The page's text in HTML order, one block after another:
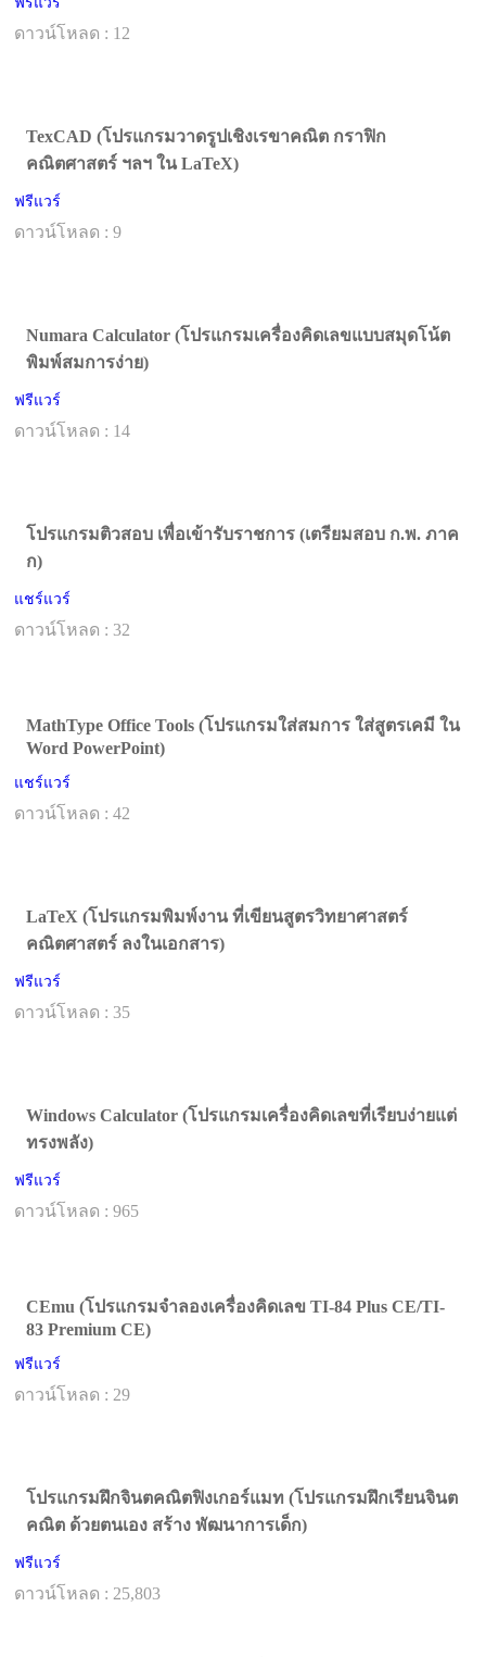
ดาวน์โหลด : 12
TexCAD (โปรแกรมวาดรูปเชิงเรขาคณิต กราฟิก
คณิตศาสตร์ ฯลฯ ใน LaTeX)
ฟรีแวร์
ดาวน์โหลด : 9
Numara Calculator (โปรแกรมเครื่องคิดเลขแบบสมุดโน้ต
พิมพ์สมการง่าย)
ฟรีแวร์
ดาวน์โหลด : 14
โปรแกรมติวสอบ เพื่อเข้ารับราชการ (เตรียมสอบ ก.พ. ภาค
ก)
แชร์แวร์
ดาวน์โหลด : 32
MathType Office Tools (โปรแกรมใส่สมการ ใส่สูตรเคมี ใน
Word PowerPoint)
แชร์แวร์
ดาวน์โหลด : 42
LaTeX (โปรแกรมพิมพ์งาน ที่เขียนสูตรวิทยาศาสตร์
คณิตศาสตร์ ลงในเอกสาร)
ฟรีแวร์
ดาวน์โหลด : 35
Windows Calculator (โปรแกรมเครื่องคิดเลขที่เรียบง่ายแต่
ทรงพลัง)
ฟรีแวร์
ดาวน์โหลด : 965
CEmu (โปรแกรมจำลองเครื่องคิดเลข TI-84 Plus CE/TI-
83 Premium CE)
ฟรีแวร์
ดาวน์โหลด : 29
โปรแกรมฝึกจินตคณิตฟิงเกอร์แมท (โปรแกรมฝึกเรียนจินต
คณิต ด้วยตนเอง สร้าง พัฒนาการเด็ก)
ฟรีแวร์
ดาวน์โหลด : 25,803